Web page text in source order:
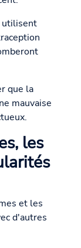
utilisent
que la
mauvaise
les
et les
d'autres